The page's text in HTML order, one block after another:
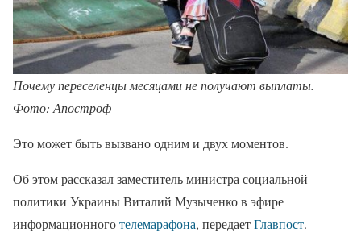
Почему переселенцы месяцами не получают выплаты.
Фото: Апостроф
Это может быть вызвано одним и двух моментов.
Об этом рассказал заместитель министра социальной
политики Украины Виталий Музыченко в эфире
информационноготелемарафона, передаетГлавпост.